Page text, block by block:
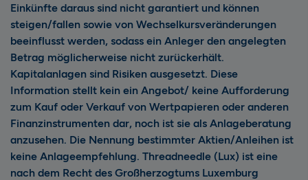
Einkünfte daraus sind nicht garantiert und können
steigen/fallen sowie von Wechselkursveränderungen
beeinflusst werden, sodass ein Anleger den angelegten
Betrag möglicherweise nicht zurückerhält.
Kapitalanlagen sind Risiken ausgesetzt. Diese
Information stellt kein ein Angebot/ keine Aufforderung
zum Kauf oder Verkauf von Wertpapieren oder anderen
Finanzinstrumenten dar, noch ist sie als Anlageberatung
anzusehen. Die Nennung bestimmter Aktien/Anleihen ist
keine Anlageempfehlung. Threadneedle (Lux) ist eine
nach dem Recht des Großherzogtums Luxemburg